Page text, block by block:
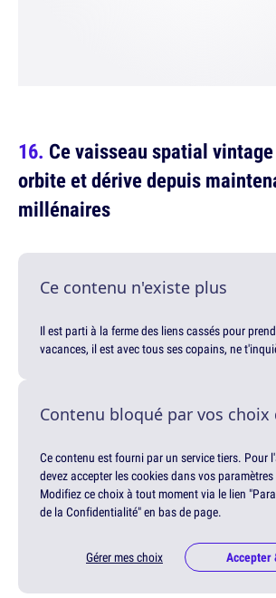
Ce vaisseau spatial
orbite et dérive depuis
millénaires
Ce contenu n'existe plus
Il est parti à la ferme des liens cassés pour
vacances, il est avec tous ses copains, ne
Contenu bloqué par vos choix
Ce contenu est fourni par un service tiers. Pour
devez accepter les cookies dans vos
Modifiez ce choix à tout moment via le lien
de la Confidentialité" en bas de page.
Gérer mes choix Accepter